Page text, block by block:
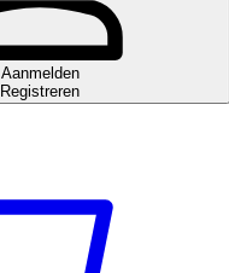
Aanmelden
Registreren